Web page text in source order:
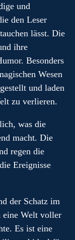
und
den Leser
lässt. Die
ihre
Besonders
Wesen
und laden
zu verlieren.
was die
macht. Die
regen die
Ereignisse
der Schatz im
eine Welt voller
Es ist eine